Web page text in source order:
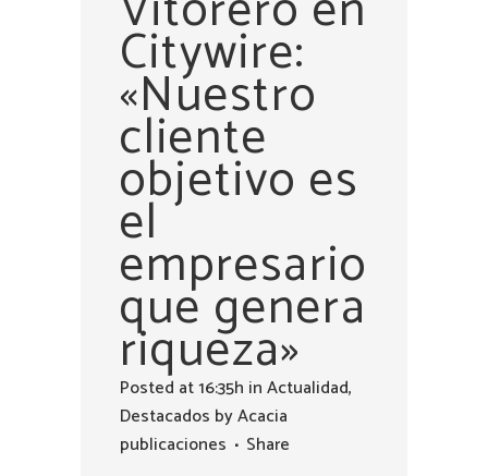
Citywire:
«Nuestro
cliente
objetivo es
el
empresario
que genera
riqueza»
Posted at 16:35h inActualidad,
Destacados byAcacia
publicaciones
Share